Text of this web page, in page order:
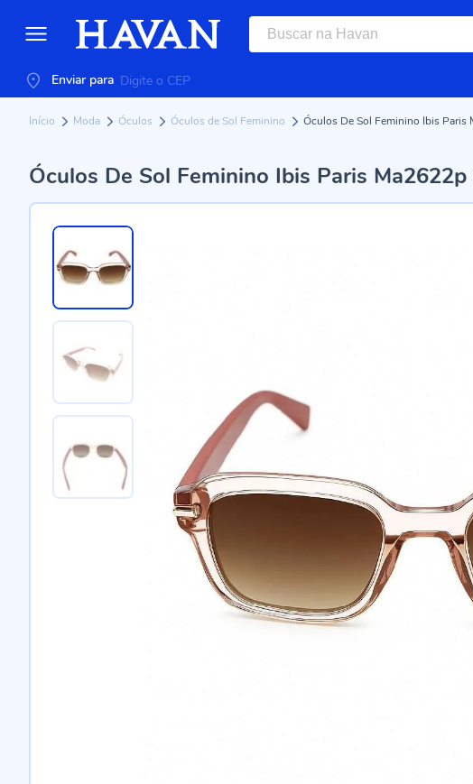
Enviar para
Início Moda Óculos Óculos de Sol Feminino Óculos De Sol Feminino Ibis Paris
Óculos De Sol Feminino Ibis Paris Ma2622p